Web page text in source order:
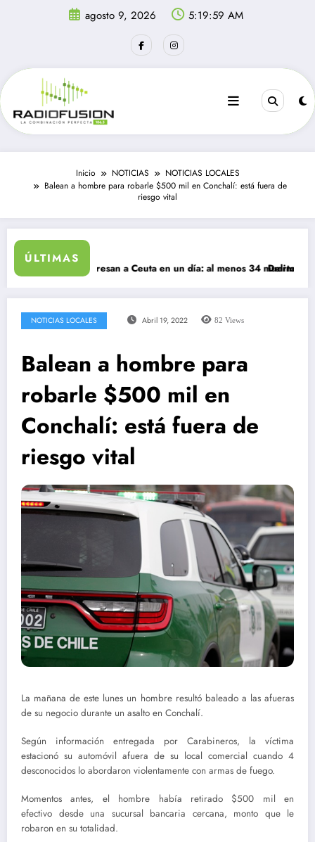
agosto 9, 2026 5:19:59 AM
Inicio NOTICIAS
NOTICIAS LOCALES
Balean a hombre para robarle $500 mil en Conchalí: está fuera de
riesgo vital
ÚLTIMAS
migrantes ingresan a Ceuta en un día: al menos 34 muertos en la
Delincuentes
NOTICIAS LOCALES Abril 19, 2022 82 Views
Balean a hombre para
robarle $500 mil en
Conchalí: está fuera de
riesgo vital
La mañana de este lunes un hombre resultó baleado a las afueras
de su negocio durante un asalto en Conchalí.
Según información entregada por Carabineros, la víctima
estacionó su automóvil afuera de su local comercial cuando 4
desconocidos lo abordaron violentamente con armas de fuego.
Momentos antes, el hombre había retirado $500 mil en
efectivo desde una sucursal bancaria cercana, monto que le
robaron en su totalidad.